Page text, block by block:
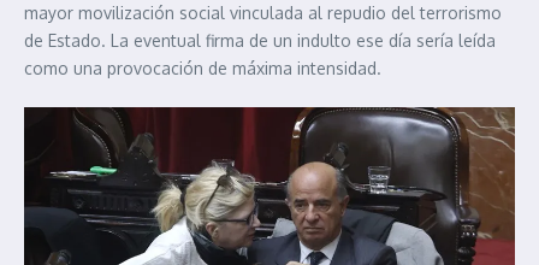
mayor movilización social vinculada al repudio del terrorismo
de Estado. La eventual firma de un indulto ese día sería leída
como una provocación de máxima intensidad.